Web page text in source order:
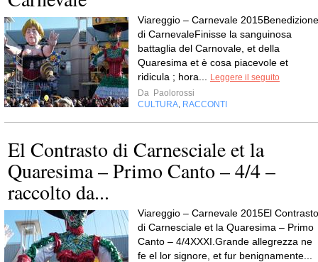
Viareggio – Carnevale 2015Benedizione
di CarnevaleFinisse la sanguinosa
battaglia del Carnovale, et della
Quaresima et è cosa piacevole et
ridicula ; hora...
Leggere il seguito
Da Paolorossi
CULTURA RACCONTI
El Contrasto di Carnesciale et la
Quaresima – Primo Canto – 4/4 –
raccolto da...
Viareggio – Carnevale 2015El Contrasto
di Carnesciale et la Quaresima – Primo
Canto – 4/4XXXI.Grande allegrezza ne
fe el lor signore, et fur benignamente...